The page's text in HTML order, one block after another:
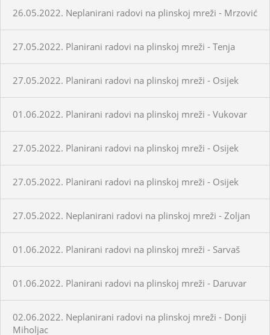
26.05.2022. Neplanirani radovi na plinskoj mreži - Mrzović
27.05.2022. Planirani radovi na plinskoj mreži - Tenja
27.05.2022. Planirani radovi na plinskoj mreži - Osijek
01.06.2022. Planirani radovi na plinskoj mreži - Vukovar
27.05.2022. Planirani radovi na plinskoj mreži - Osijek
27.05.2022. Planirani radovi na plinskoj mreži - Osijek
27.05.2022. Neplanirani radovi na plinskoj mreži - Zoljan
01.06.2022. Planirani radovi na plinskoj mreži - Sarvaš
01.06.2022. Planirani radovi na plinskoj mreži - Daruvar
02.06.2022. Neplanirani radovi na plinskoj mreži - Donji
Miholjac